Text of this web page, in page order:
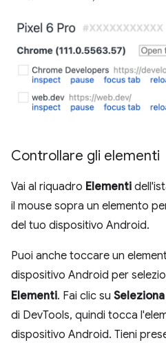
Controllare gli elementi
Vai al riquadro Elementi
il mouse sopra un elemento
del tuo dispositivo Android.
Puoi anche toccare un
dispositivo Android per
Elementi. Fai clic su
di DevTools, quindi tocca
dispositivo Android. Tieni